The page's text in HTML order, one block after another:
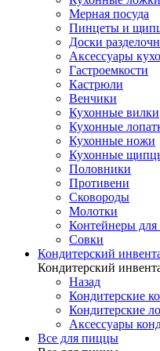
Мерная посуда
Пинцеты и
Доски
Аксессуары
Гастроемкости
Кастрюли
Венчики
Кухонные вилки
Кухонные
Кухонные ножи
Кухонные
Половники
Противени
Сковороды
Молотки
Контейнеры для
Совки
Кондитерский
Кондитерский
Назад
Кондитерские
Кондитерские
Аксессуары
Все для пиццы